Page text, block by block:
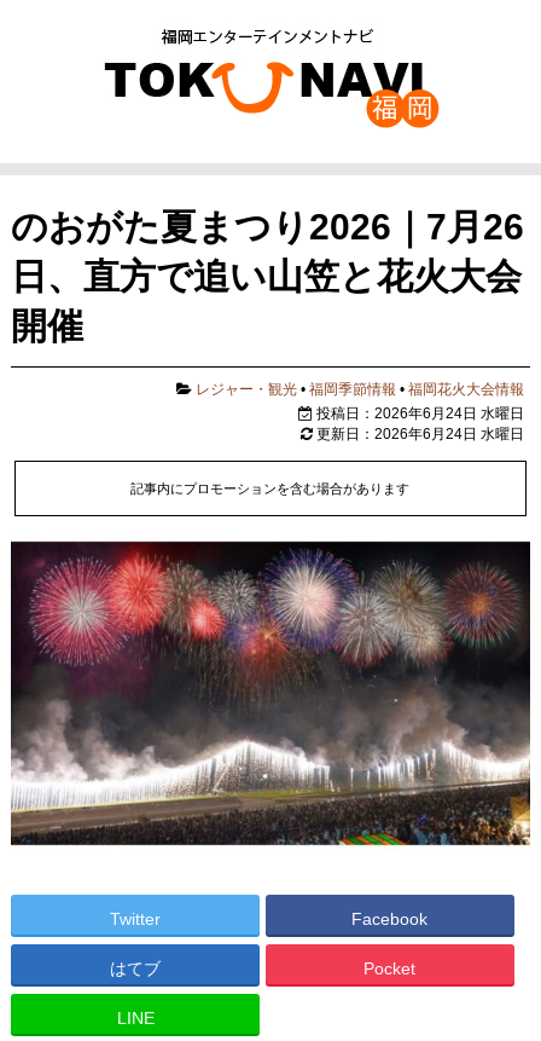
のおがた夏まつり2026｜7月26
日、直方で追い山笠と花火大会
開催
レジャー・観光 •福岡季節情報 •福岡花火大会情報
投稿日：2026年6月24日 水曜日
更新日：2026年6月24日 水曜日
記事内にプロモーションを含む場合があります
Twitter Facebook
はてブ Pocket
LINE